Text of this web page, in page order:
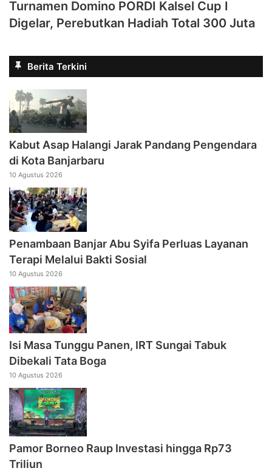
Turnamen Domino PORDI Kalsel Cup I
Digelar, Perebutkan Hadiah Total 300 Juta
Berita Terkini
Kabut Asap Halangi Jarak Pandang Pengendara
di Kota Banjarbaru
10 Agustus 2026
Penambaan Banjar Abu Syifa Perluas Layanan
Terapi Melalui Bakti Sosial
10 Agustus 2026
Isi Masa Tunggu Panen, IRT Sungai Tabuk
Dibekali Tata Boga
10 Agustus 2026
Pamor Borneo Raup Investasi hingga Rp73
Triliun